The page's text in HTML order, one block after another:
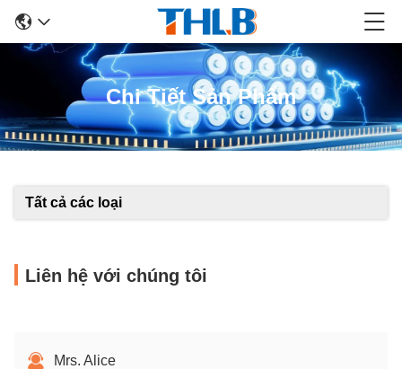
Chi Tiết Sản Phẩm
Tất cả các loại
Liên hệ với chúng tôi
Mrs. Alice